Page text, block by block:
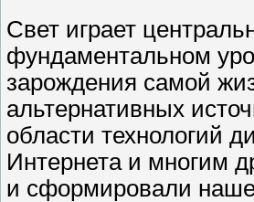
Свет играет
фундаментальном
зарождения самой
альтернативных
области технологий
Интернета и многим
и сформировали